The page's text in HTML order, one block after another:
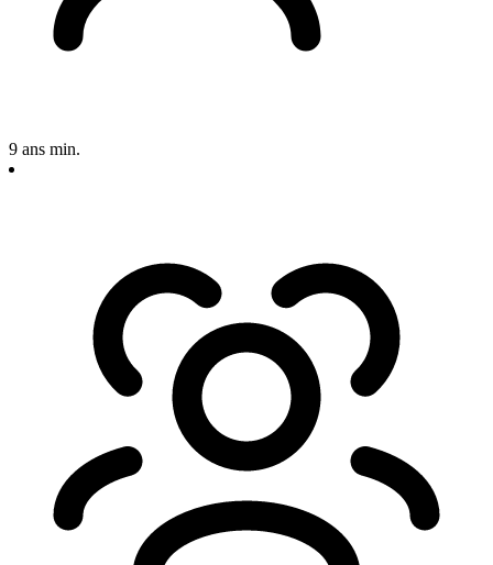
9 ans min.